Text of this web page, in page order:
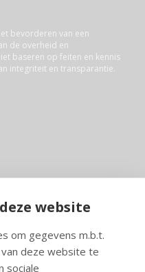
website
om gegevens m.b.t.
deze website te
sociale
bevorderen van een
de overheid en
baseren op feiten en kennis
integriteit en transparantie.